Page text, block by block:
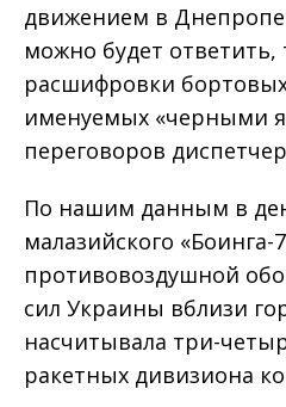
движением в
можно будет ответить,
расшифровки
именуемых «черными
переговоров
По нашим данным в
малазийского «Боинга-
противовоздушной
сил Украины вблизи
насчитывала три-
ракетных дивизиона